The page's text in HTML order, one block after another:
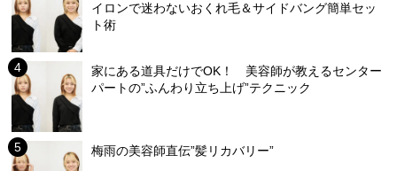
イロンで迷わないおくれ毛＆サイドバング簡単セッ
ト術
家にある道具だけでOK！ 美容師が教えるセンター
パートの”ふんわり立ち上げ”テクニック
梅雨の美容師直伝”髪リカバリー”